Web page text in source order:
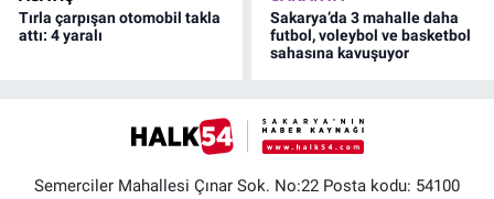
Tırla çarpışan otomobil takla
attı: 4 yaralı
Sakarya’da 3 mahalle daha
futbol, voleybol ve basketbol
sahasına kavuşuyor
Semerciler Mahallesi Çınar Sok. No:22 Posta kodu: 54100